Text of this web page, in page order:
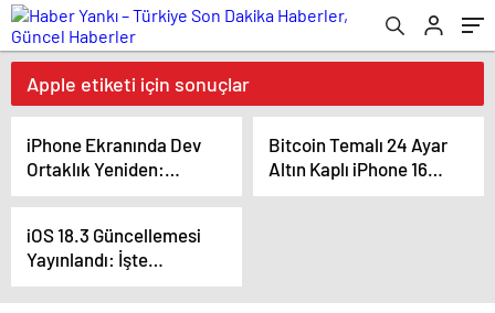
Apple etiketi için sonuçlar
iPhone Ekranında Dev
Ortaklık Yeniden:
Apple ve Samsung
Tetikledi
Bitcoin Temalı 24 Ayar
Altın Kaplı iPhone 16
Pro Satışa Çıktı: Fiyatı
iOS 18.3 Güncellemesi
Yayınlandı: İşte
Yenilikler ve Detaylar